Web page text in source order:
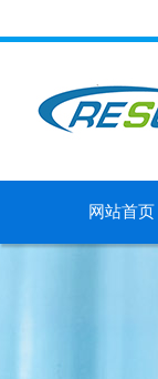
网站首页